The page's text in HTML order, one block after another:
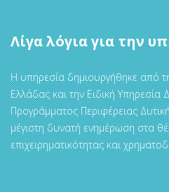
Λίγα λόγια για την
Η υπηρεσία δημιουργήθηκε από
Ελλάδας και την Ειδική Υπηρεσία
Προγράμματος Περιφέρειας
μέγιστη δυνατή ενημέρωση στα
επιχειρηματικότητας και